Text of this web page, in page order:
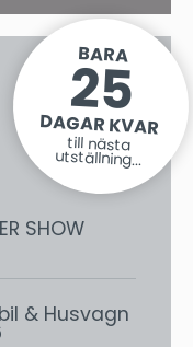
SHOW
& Husvagn
BARA
25
DAGAR KVAR
till nästa
utställning...